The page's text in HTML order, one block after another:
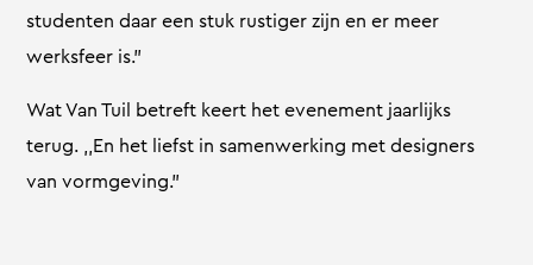
studenten daar een stuk rustiger zijn en er meer
werksfeer is.”
Wat Van Tuil betreft keert het evenement jaarlijks
terug. ,,En het liefst in samenwerking met designers
van vormgeving.”